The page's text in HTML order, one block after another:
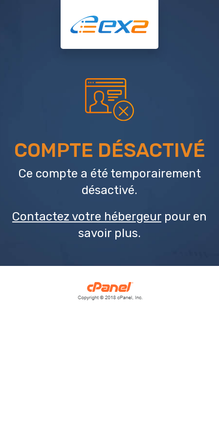
COMPTE DÉSACTIVÉ
Ce compte a été temporairement
désactivé.
Contactez votre hébergeur pour en
savoir plus.